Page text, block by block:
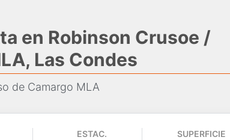
en Robinson Crusoe /
Las Condes
de Camargo MLA
ESTAC. SUPERFICIE